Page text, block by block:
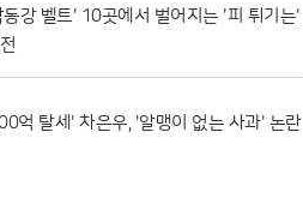
도 실질적인 기여를 하고 있다. 현장 관계자들
제가 단순한 일회성 행사를 넘어 화천의 농
력을 기울여 방문객들이 쾌적하게 축제를 즐
도록 지원할 방침이다. 야간에는 군악대 공연
동강 벨트' 10곳에서 벌어지는 '피 튀기는'
억 탈세' 차은우, '알맹이 없는 사과' 논란